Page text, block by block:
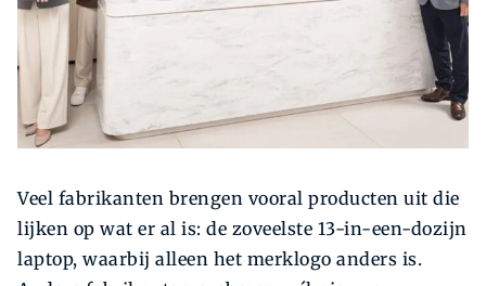
Zoeken Zoek
Veel fabrikanten brengen vooral producten uit die
lijken op wat er al is: de zoveelste 13-in-een-dozijn
laptop, waarbij alleen het merklogo anders is.